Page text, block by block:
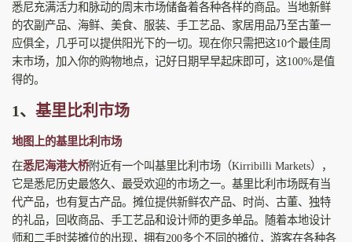
悉尼充满活力和脉动的周末市场储备着各种各样的商品。当地新鲜
的农副产品、海鲜、美食、服装、手工艺品、家居用品乃至古董一
应俱全，几乎可以提供阳光下的一切。现在你只需把这10个最佳周
末市场，加入你的购物地点，记好日期早早起床即可，这100%是值
得的。
1、 基里比利市场
地图上的基里比利市场
在悉尼海港大桥附近有一个叫基里比利市场（Kirribilli Markets），
它是悉尼历史最悠久、最受欢迎的市场之一。基里比利市场既有当
代产品，也有复古产品。摊位提供新鲜农产品、时尚、古董、独特
的礼品，回收商品、手工艺品和设计师的更多单品。随着本地设计
师和二手时装摊位的出现，拥有200多个不同的摊位，游客在各种各